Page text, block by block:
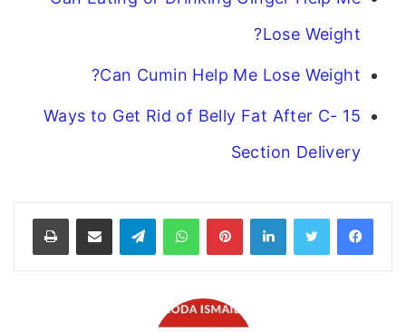
Lose Weight?
Can Cumin Help Me Lose Weight?
15 Ways to Get Rid of Belly Fat After C-
Section Delivery
فيسبوك تويتر لينكدإن بينتيريستواتساب تيلقرام مشاركة عبر البريد طباعة